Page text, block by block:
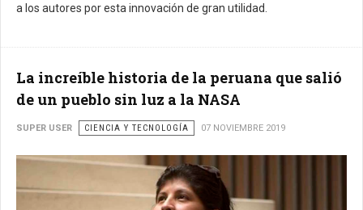
a los autores por esta innovación de gran utilidad.
La increíble historia de la peruana que salió
de un pueblo sin luz a la NASA
SUPER USER CIENCIA Y TECNOLOGÍA 07 NOVIEMBRE 2019